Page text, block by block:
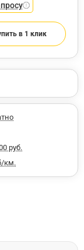
в 1 клик
руб.
км.